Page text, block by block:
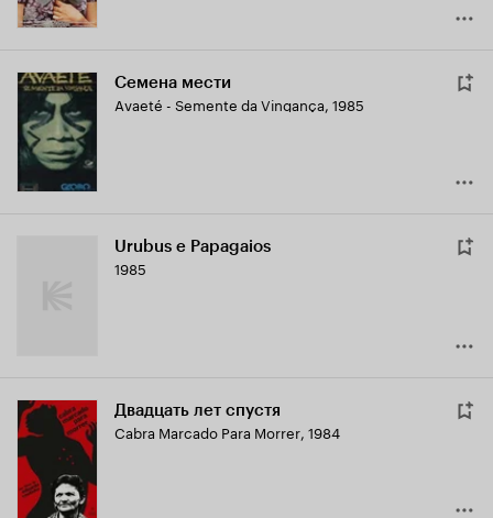
Семена мести
Avaeté - Semente da Vingança, 1985
Urubus e Papagaios
1985
Двадцать лет спустя
Cabra Marcado Para Morrer, 1984